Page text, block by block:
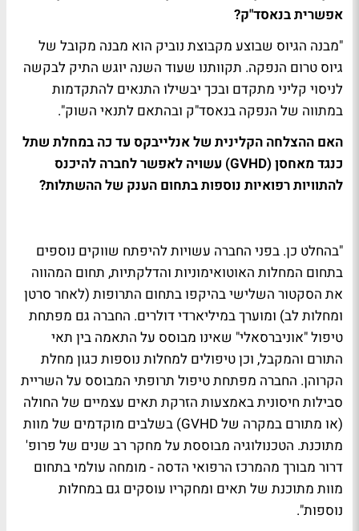
אפשרית בנאסד"ק?
"מבנה הגיוס שבוצע מקבוצת נוביק הוא מבנה מקובל של
גיוס טרום הנפקה. תקוותנו שעוד השנה יוגש התיק לבקשה
לניסוי קליני מתקדם ובכך יבשילו התנאים להתקדמות
במתווה של הנפקה בנאסד"ק ובהתאם לתנאי השוק".
האם ההצלחה הקלינית של אנלייבקס עד כה במחלת שתל
כנגד מאחסן (GVHD) עשויה לאפשר לחברה להיכנס
להתוויות רפואיות נוספות בתחום הענק של ההשתלות?
"בהחלט כן. בפני החברה עשויות להיפתח שווקים נוספים
בתחום המחלות האוטואימוניות והדלקתיות, תחום המהווה
את הסקטור השלישי בהיקפו בתחום התרופות (לאחר סרטן
ומחלות לב) ומוערך במיליארדי דולרים. החברה גם מפתחת
טיפול "אוניברסאלי" שאינו מבוסס על התאמה בין תאי
התורם והמקבל, וכן טיפולים למחלות נוספות כגון מחלת
הקרוהן. החברה מפתחת טיפול תרופתי המבוסס על השריית
סבילות חיסונית באמצעות הזרקת תאים עצמיים של החולה
(או מתורם במקרה של GVHD) בשלבים מוקדמים של מוות
מתוכנת. הטכנולוגיה מבוססת על מחקר רב שנים של פרופ'
דרור מבורך מהמרכז הרפואי הדסה - מומחה עולמי בתחום
מוות מתוכנת של תאים ומחקריו עוסקים גם במחלות
נוספות".